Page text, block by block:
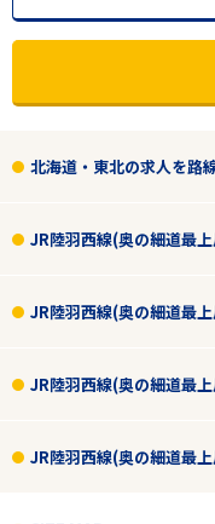
北海道・東北の求人を路
JR陸羽西線(奥の細道最
JR陸羽西線(奥の細道最
JR陸羽西線(奥の細道最
JR陸羽西線(奥の細道最